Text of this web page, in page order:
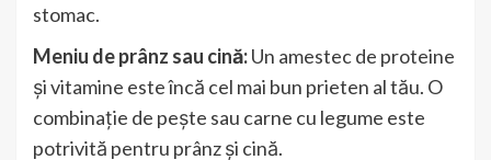
stomac.
Meniu de prânz sau cină:Un amestec de proteine ​​
și vitamine este încă cel mai bun prieten al tău. O
combinație de pește sau carne cu legume este
potrivită pentru prânz și cină.